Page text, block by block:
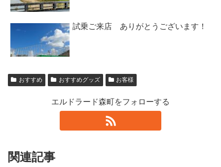
試乗ご来店 ありがとうございます！
おすすめ おすすめグッズ お客様
エルドラード森町をフォローする
関連記事